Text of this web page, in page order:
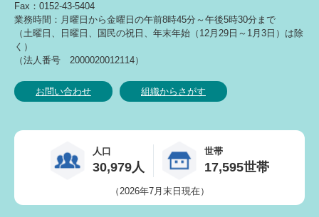
Fax：0152-43-5404
業務時間：月曜日から金曜日の午前8時45分～午後5時30分まで
（土曜日、日曜日、国民の祝日、年末年始（12月29日～1月3日）は除
く）
（法人番号 2000020012114）
お問い合わせ 組織からさがす
人口
30,979人
世帯
17,595世帯
（2026年7月末日現在）